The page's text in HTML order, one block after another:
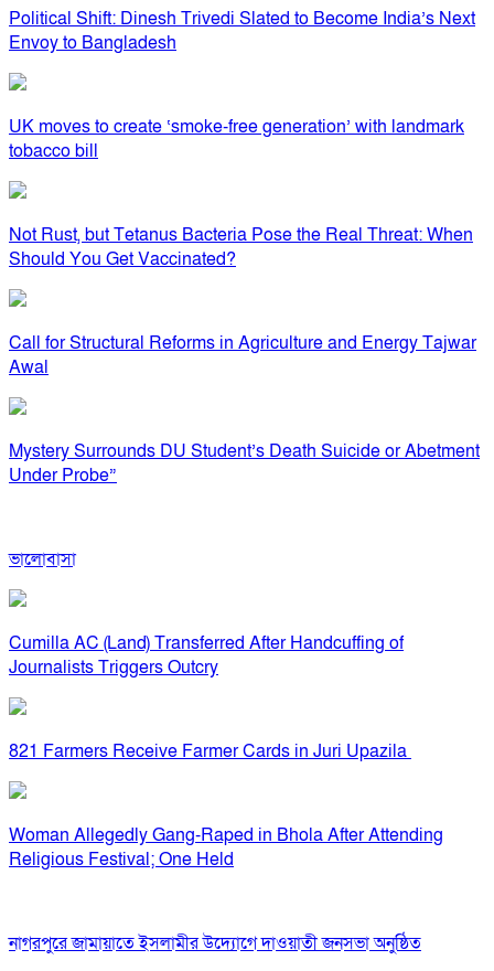
Political Shift: Dinesh Trivedi Slated to Become India’s Next
Envoy to Bangladesh
UK moves to create ‘smoke-free generation’ with landmark
tobacco bill
Not Rust, but Tetanus Bacteria Pose the Real Threat: When
Should You Get Vaccinated?
Call for Structural Reforms in Agriculture and Energy Tajwar
Awal
Mystery Surrounds DU Student’s Death Suicide or Abetment
Under Probe”
ভালোবাসা
Cumilla AC (Land) Transferred After Handcuffing of
Journalists Triggers Outcry
821 Farmers Receive Farmer Cards in Juri Upazila
Woman Allegedly Gang-Raped in Bhola After Attending
Religious Festival; One Held
নাগরপুরে জামায়াতে ইসলামীর উদ্যোগে দাওয়াতী জনসভা অনুষ্ঠিত